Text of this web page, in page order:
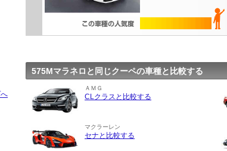
575Mマラネロと同じクーペの車種と比較する
ＡＭＧ
CLクラスと比較する
マクラーレン
セナと比較する